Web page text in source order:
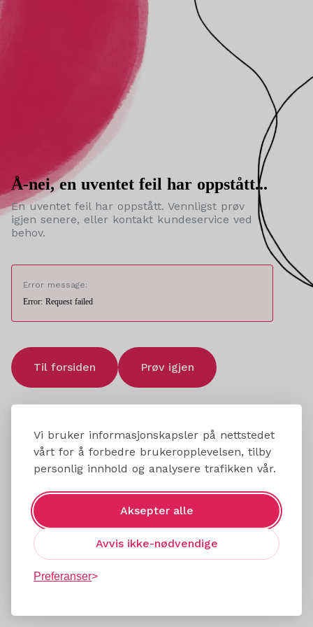
Vi bruker informasjonskapsler på nettstedet
vårt for å forbedre brukeropplevelsen, tilby
personlig innhold og analysere trafikken vår.
Aksepter alle
Avvis ikke-nødvendige
Preferanser
Å-nei, en uventet feil har oppstått...
En uventet feil har oppstått. Vennligst prøv
igjen senere, eller kontakt kundeservice ved
behov.
Error message:
Error: Request failed
Til forsiden Prøv igjen